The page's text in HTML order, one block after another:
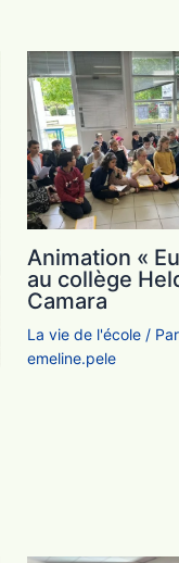
Animation «
au collège
Camara
La vie de l'école/ Par
emeline.pele